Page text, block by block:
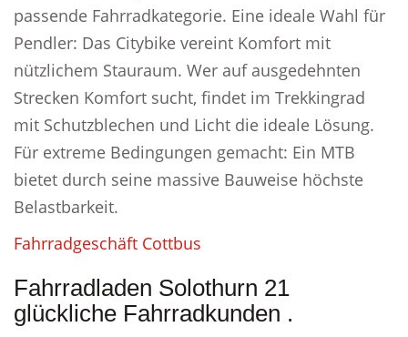
passende Fahrradkategorie. Eine ideale Wahl für
Pendler: Das Citybike vereint Komfort mit
nützlichem Stauraum. Wer auf ausgedehnten
Strecken Komfort sucht, findet im Trekkingrad
mit Schutzblechen und Licht die ideale Lösung.
Für extreme Bedingungen gemacht: Ein MTB
bietet durch seine massive Bauweise höchste
Belastbarkeit.
Fahrradgeschäft Cottbus
Fahrradladen Solothurn 21
glückliche Fahrradkunden .